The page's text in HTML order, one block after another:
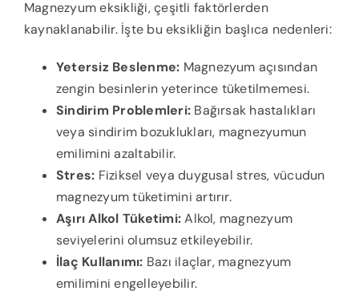
Magnezyum eksikliği, çeşitli faktörlerden
kaynaklanabilir. İşte bu eksikliğin başlıca nedenleri:
Yetersiz Beslenme: Magnezyum açısından
zengin besinlerin yeterince tüketilmemesi.
Sindirim Problemleri: Bağırsak hastalıkları
veya sindirim bozuklukları, magnezyumun
emilimini azaltabilir.
Stres: Fiziksel veya duygusal stres, vücudun
magnezyum tüketimini artırır.
Aşırı Alkol Tüketimi:Alkol, magnezyum
seviyelerini olumsuz etkileyebilir.
İlaç Kullanımı: Bazı ilaçlar, magnezyum
emilimini engelleyebilir.